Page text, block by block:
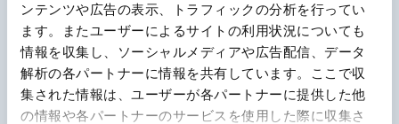
ンテンツや広告の表示、トラフィックの分析を行ってい
ます。またユーザーによるサイトの利用状況についても
情報を収集し、ソーシャルメディアや広告配信、データ
解析の各パートナーに情報を共有しています。ここで収
集された情報は、ユーザーが各パートナーに提供した他
の情報や各パートナーのサービスを使用した際に収集さ
Recommended keywords
#Company overview
#What's MORIROKU?
#Global network
#Diversity & Inclusion
Sustainability
Investors
Recruit